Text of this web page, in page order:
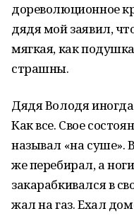
дореволюционное
дядя мой заявил,
мягкая, как
страшны.
Дядя Володя
Как все. Свое
называл «на суше».
же перебирал, а
закарабкивался в
жал на газ. Ехал